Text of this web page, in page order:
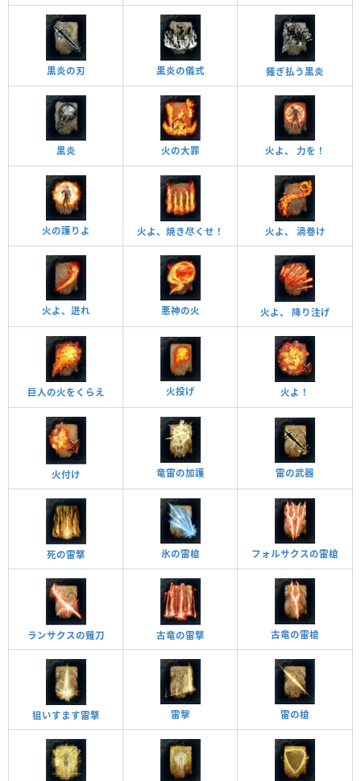
黒炎の刃 黒炎の儀式 薙ぎ払う黒炎
黒炎 火の大罪 火よ、 力を！
火の護りよ 火よ、焼き尽くせ！ 火よ、 渦巻け
火よ、迸れ 悪神の火 火よ、 降り注げ
巨人の火をくらえ 火投げ 火よ！
火付け 竜雷の加護 雷の武器
死の雷撃 氷の雷槍 フォルサクスの雷槍
ランサクスの薙刀 古竜の雷撃 古竜の雷槍
狙いすます雷撃 雷擊 雷の槍